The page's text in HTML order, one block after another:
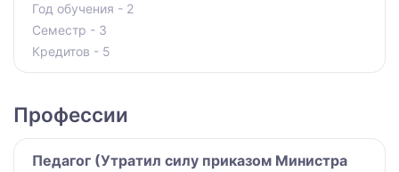
Год обучения - 2
Семестр - 3
Кредитов - 5
Профессии
Педагог (Утратил силу приказом Министра